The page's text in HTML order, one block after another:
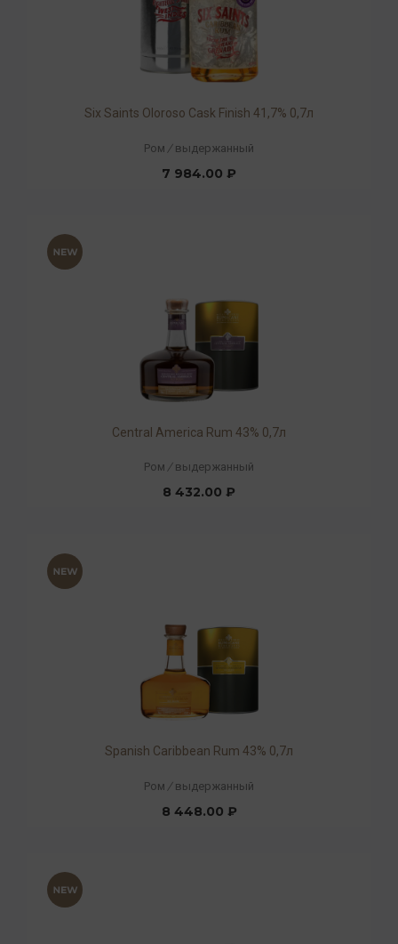
Six Saints Oloroso Cask Finish 41,7% 0,7л
Ром / выдержанный
7 984.00 ₽
Central America Rum 43% 0,7л
Ром / выдержанный
8 432.00 ₽
Spanish Caribbean Rum 43% 0,7л
Ром / выдержанный
8 448.00 ₽